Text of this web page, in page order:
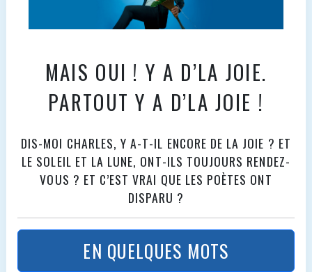
MAIS OUI ! Y A D’LA JOIE.
PARTOUT Y A D’LA JOIE !
DIS-MOI CHARLES, Y A-T-IL ENCORE DE LA JOIE ? ET
LE SOLEIL ET LA LUNE, ONT-ILS TOUJOURS RENDEZ-
VOUS ? ET C’EST VRAI QUE LES POÈTES ONT
DISPARU ?
EN QUELQUES MOTS